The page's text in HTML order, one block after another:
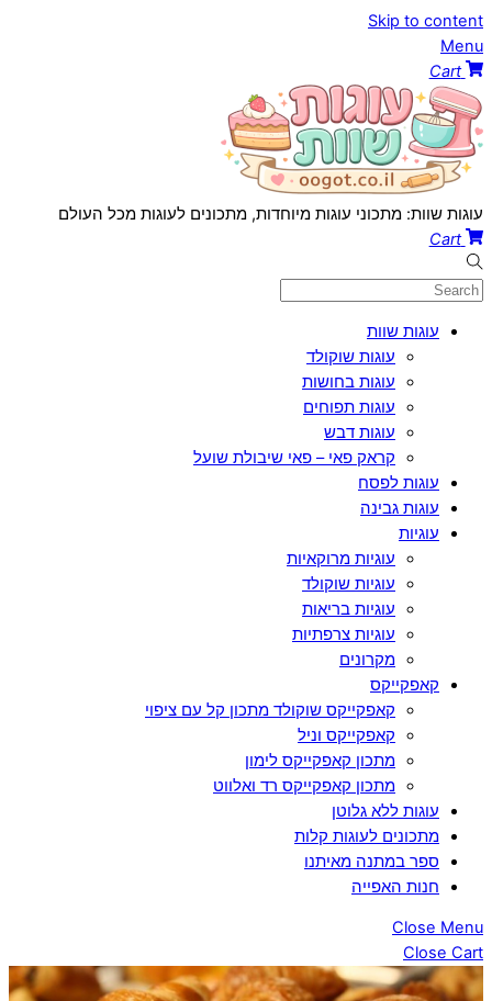
Skip to content
Menu
Cart
עוגות שוות: מתכוני עוגות מיוחדות, מתכונים לעוגות מכל העולם
Cart
עוגות שוות
עוגות שוקולד
עוגות בחושות
עוגות תפוחים
עוגות דבש
קראק פאי – פאי שיבולת שועל
עוגות לפסח
עוגות גבינה
עוגיות
עוגיות מרוקאיות
עוגיות שוקולד
עוגיות בריאות
עוגיות צרפתיות
מקרונים
קאפקייקס
קאפקייקס שוקולד מתכון קל עם ציפוי
קאפקייקס וניל
מתכון קאפקייקס לימון
מתכון קאפקייקס רד ואלווט
עוגות ללא גלוטן
מתכונים לעוגות קלות
ספר במתנה מאיתנו
חנות האפייה
Close Menu
Close Cart